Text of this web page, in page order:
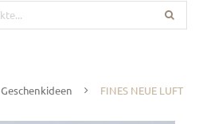
Geschenkideen FINES NEUE LUFT